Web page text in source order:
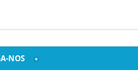
NOS